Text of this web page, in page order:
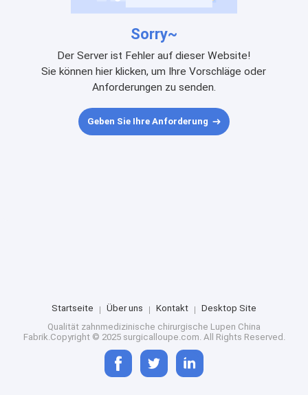
Sorry~
Der Server ist Fehler auf dieser Website!
Sie können hier klicken, um Ihre Vorschläge oder
Anforderungen zu senden.
Geben Sie Ihre Anforderung
Startseite Über uns Kontakt
Desktop Site
Qualität zahnmedizinische chirurgische Lupen China
Fabrik.Copyright © 2025 surgicalloupe.com. All Rights Reserved.